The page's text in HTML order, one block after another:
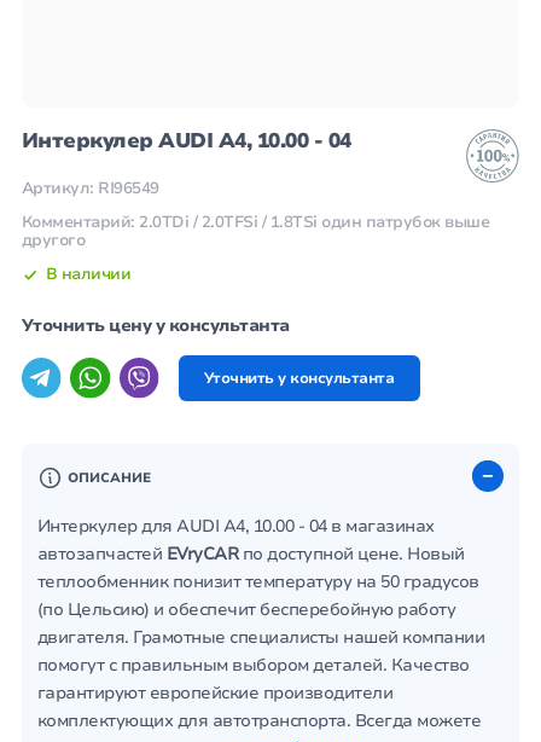
Интеркулер AUDI A4, 10.00 - 04
Артикул: RI96549
Комментарий: 2.0TDi / 2.0TFSi / 1.8TSi один патрубок выше
другого
В наличии
Уточнить цену у консультанта
Уточнить у консультанта
ОПИСАНИЕ
Интеркулер для AUDI A4, 10.00 - 04 в магазинах
автозапчастей EVryCARпо доступной цене. Новый
теплообменник понизит температуру на 50 градусов
(по Цельсию) и обеспечит бесперебойную работу
двигателя. Грамотные специалисты нашей компании
помогут с правильным выбором деталей. Качество
гарантируют европейские производители
комплектующих для автотранспорта. Всегда можете